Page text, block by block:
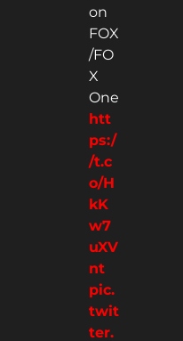
on
FOX
/FO
X
One
htt
ps:/
/t.c
o/H
kK
w7
uXV
nt
pic.
twit
ter.